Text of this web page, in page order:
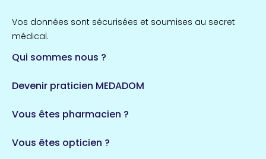
Auvergne-Rhône-Alpes
Maine-et-Loire
1 espaces de santé
1 espaces de santé
Vos données sont sécurisées et soumises au secret
médical.
Qui sommes nous ?
Devenir praticien MEDADOM
Vous êtes pharmacien ?
Vous êtes opticien ?